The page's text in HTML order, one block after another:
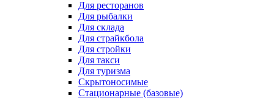
Для ресторанов
Для рыбалки
Для склада
Для страйкбола
Для стройки
Для такси
Для туризма
Скрытоносимые
Стационарные (базовые)